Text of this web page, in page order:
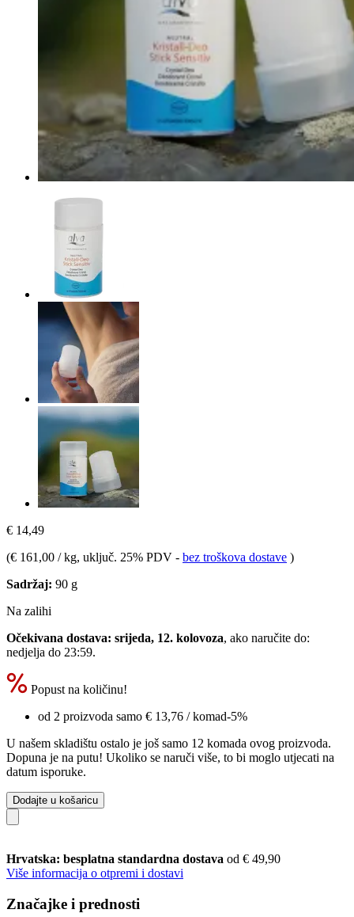
€ 14,49
(€ 161,00 / kg, uključ. 25% PDV - bez troškova dostave )
Sadržaj: 90 g
Na zalihi
Očekivana dostava: srijeda, 12. kolovoza, ako naručite do:
nedjelja do 23:59.
Popust na količinu!
od 2 proizvoda samo € 13,76 / komad-5%
U našem skladištu ostalo je još samo 12 komada ovog proizvoda.
Dopuna je na putu! Ukoliko se naruči više, to bi moglo utjecati na
datum isporuke.
Dodajte u košaricu
Hrvatska: besplatna standardna dostava od € 49,90
Više informacija o otpremi i dostavi
Značajke i prednosti